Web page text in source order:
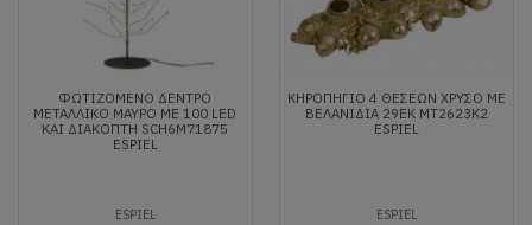
ΦΩΤΙΖΟΜΕΝΟ ΔΕΝΤΡΟ
ΜΕΤΑΛΛΙΚΟ ΜΑΥΡΟ ΜΕ 100 LED
ΚΑΙ ΔΙΑΚΟΠΤΗ SCH6M71875
ESPIEL
ESPIEL
ΚΗΡΟΠΗΓΙΟ 4 ΘΕΣΕΩΝ ΧΡΥΣΟ ΜΕ
ΒΕΛΑΝΙΔΙΑ 29ΕΚ MT2623K2
ESPIEL
ESPIEL